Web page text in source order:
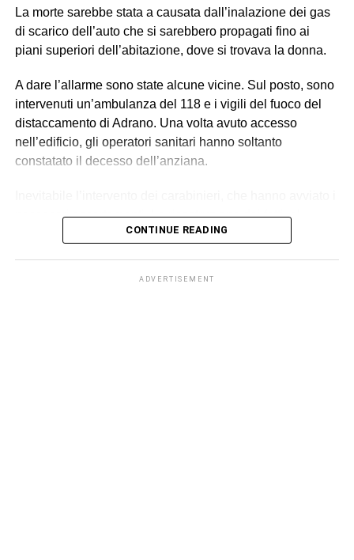
carichi sproporzionati con “modalità intimidatorie”. Erano
loro a gestire anche l’alloggio fatiscente (privo di luce e
acqua) imposto ai lavoratori, trattenendone le somme
allontanarli se non avessero accettato tali condizioni,
contribuendo così a mantenere le condizioni di
sfruttamento e dipendenza economica e abitativa.
© RIPRODUZIONE RISERVATA
La morte sarebbe stata a causata dall’inalazione dei gas
di scarico dell’auto che si sarebbero propagati fino ai
piani superiori dell’abitazione, dove si trovava la donna.
A dare l’allarme sono state alcune vicine. Sul posto, sono
intervenuti un’ambulanza del 118 e i vigili del fuoco del
distaccamento di Adrano. Una volta avuto accesso
nell’edificio, gli operatori sanitari hanno soltanto
constatato il decesso dell’anziana.
necessari accertamenti. La ricostruzione dei fatti, al
momento, suggerisce l’ipotesi della disgrazia: il motore
CONTINUE READING
ADVERTISEMENT